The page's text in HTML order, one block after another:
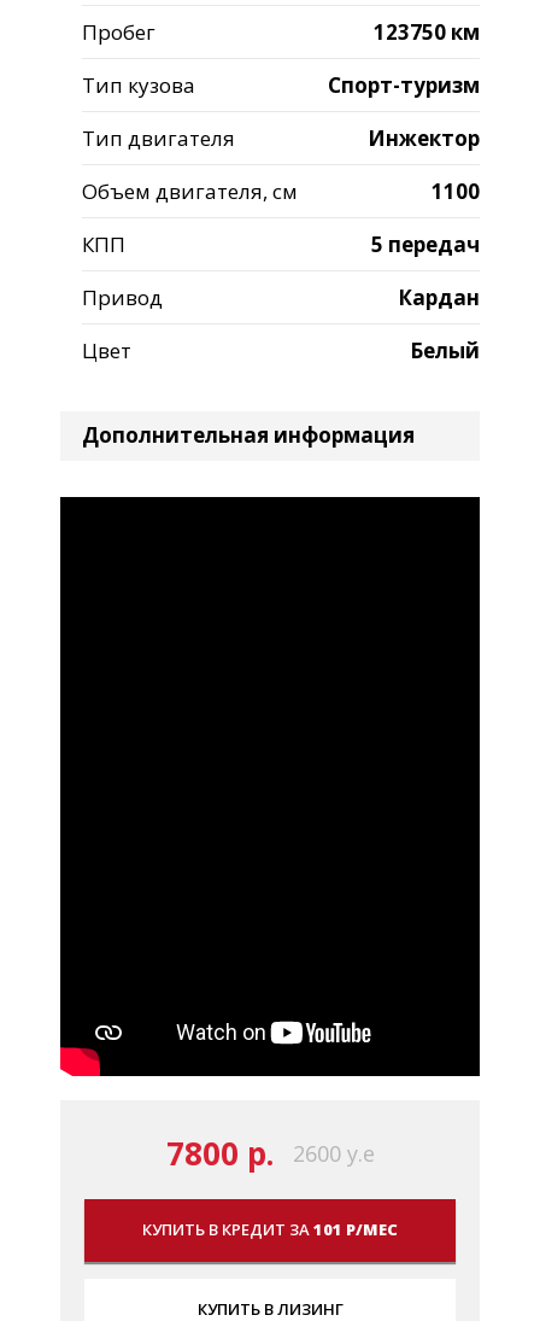
Пробег
123750 км
Тип кузова
Спорт-туризм
Тип двигателя
Инжектор
Объем двигателя, см
1100
КПП
5 передач
Привод
Кардан
Цвет
Белый
Дополнительная информация
7800 р. 2600 у.е
КУПИТЬ В КРЕДИТ ЗА101 Р/МЕС
КУПИТЬ В ЛИЗИНГ